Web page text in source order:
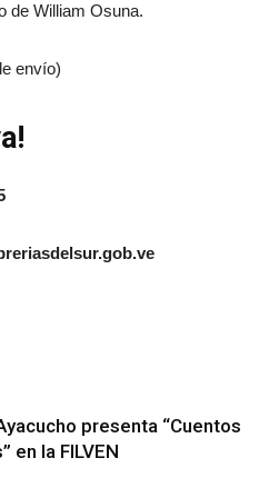
de William Osuna.
envío)
presenta “Cuentos
en la FILVEN